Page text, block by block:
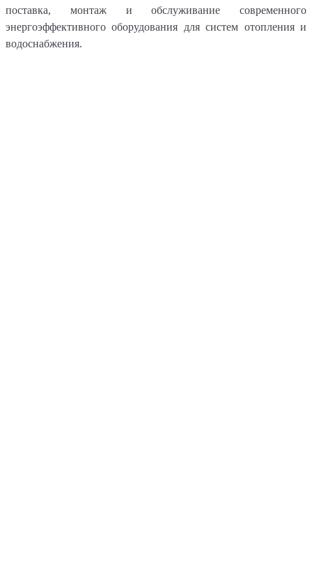
поставка, монтаж и обслуживание современного
энергоэффективного оборудования для систем отопления и
водоснабжения.